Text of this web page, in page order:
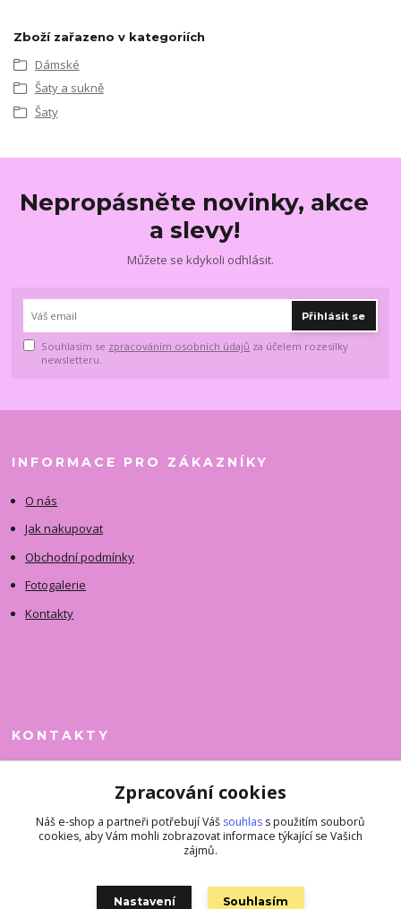
Zboží zařazeno v kategoriích
Dámské
Šaty a sukně
Šaty
Nepropásněte novinky, akce
a slevy!
Můžete se kdykoli odhlásit.
Přihlásit se
Souhlasím se zpracováním osobních údajů za účelem rozesílky
newsletteru.
INFORMACE PRO ZÁKAZNÍKY
O nás
Jak nakupovat
Obchodní podmínky
Fotogalerie
Kontakty
KONTAKTY
+420 731 390 323
superkousky@jetovmode.cz
Zpracování cookies
Náš e-shop a partneři potřebují Váš souhlas s použitím souborů
cookies, aby Vám mohli zobrazovat informace týkající se Vašich
zájmů.
Nastavení Souhlasím